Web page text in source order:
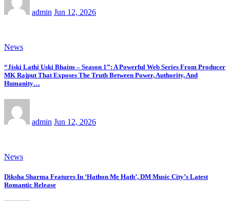
admin Jun 12, 2026
News
“Jiski Lathi Uski Bhains – Season 1”: A Powerful Web Series From Producer
MK Rajput That Exposes The Truth Between Power, Authority, And
Humanity…
admin Jun 12, 2026
News
Diksha Sharma Features In ‘Hathon Me Hath’, DM Music City’s Latest
Romantic Release